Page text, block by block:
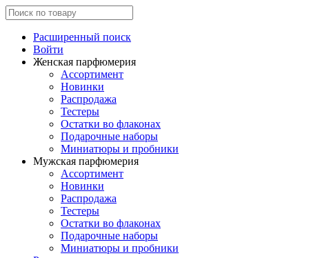
Расширенный поиск
Войти
Женская парфюмерия
Ассортимент
Новинки
Распродажа
Тестеры
Остатки во флаконах
Подарочные наборы
Миниатюры и пробники
Мужская парфюмерия
Ассортимент
Новинки
Распродажа
Тестеры
Остатки во флаконах
Подарочные наборы
Миниатюры и пробники